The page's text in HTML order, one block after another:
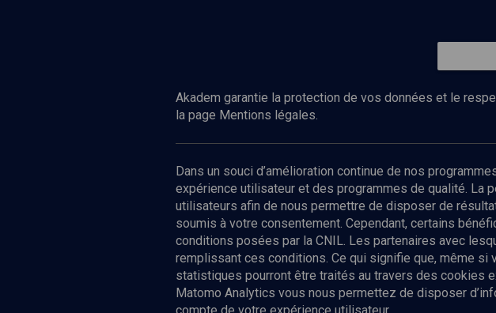
Abonnez-vous à
Akadem garantie la protection de vos données et le
la page Mentions légales.
Dans un souci d’amélioration continue de nos
expérience utilisateur et des programmes de qualité. La
utilisateurs afin de nous permettre de disposer de
soumis à votre consentement. Cependant, certains
conditions posées par la CNIL. Les partenaires avec
remplissant ces conditions. Ce qui signifie que, même
statistiques pourront être traités au travers des cookies
Matomo Analytics vous nous permettez de disposer